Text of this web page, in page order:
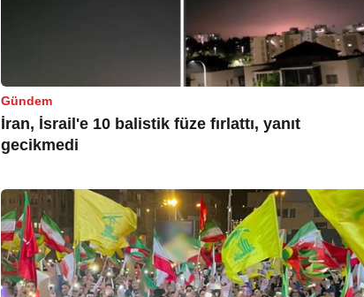
Gündem
İran, İsrail'e 10 balistik füze fırlattı, yanıt
gecikmedi